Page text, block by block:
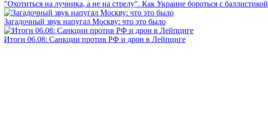
"Охотиться на лучника, а не на стрелу". Как Украине бороться с баллистикой
Загадочный звук напугал Москву: что это было
Итоги 06.08: Санкции против РФ и дрон в Лейпциге